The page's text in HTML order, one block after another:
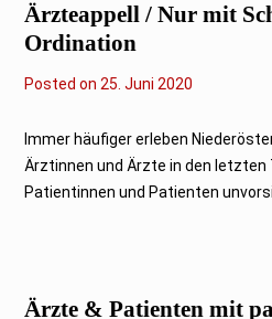
Ärzteappell / Nur mit
Ordination
Posted on 2
J
n
i
25. Juni 2020
Immer häufiger erleben
Ärztinnen und Ärzte in den letzten
Patientinnen und Patienten
Ärzte & Patienten mit